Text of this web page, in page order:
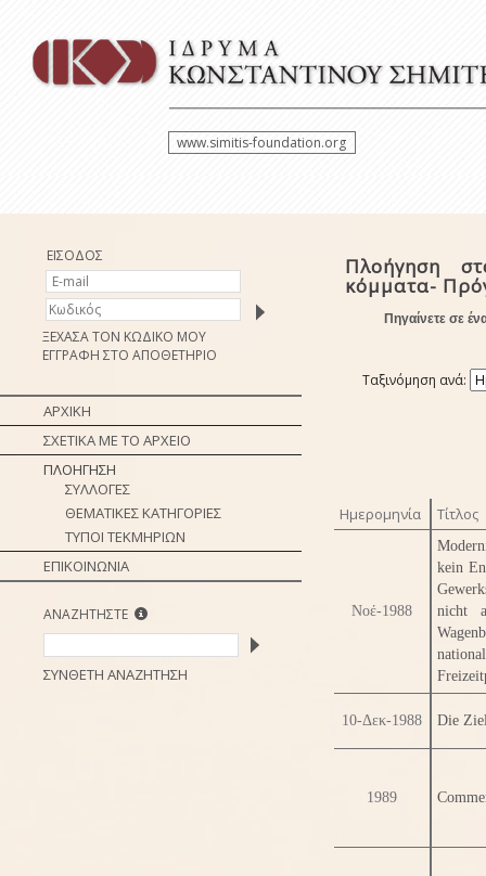
www.simitis-foundation.org
ΕΙΣΟΔΟΣ
ΞΕΧΑΣΑ ΤΟΝ ΚΩΔΙΚΟ ΜΟΥ
ΕΓΓΡΑΦΗ ΣΤΟ ΑΠΟΘΕΤΗΡΙΟ
ΑΡΧΙΚΗ
ΣΧΕΤΙΚΑ ΜΕ ΤΟ ΑΡΧΕΙΟ
ΠΛΟΗΓΗΣΗ
ΣΥΛΛΟΓΕΣ
ΘΕΜΑΤΙΚΕΣ ΚΑΤΗΓΟΡΙΕΣ
ΤΥΠΟΙ ΤΕΚΜΗΡΙΩΝ
ΕΠΙΚΟΙΝΩΝΙΑ
ΑΝΑΖΗΤΗΣΤΕ
ΣΥΝΘΕΤΗ ΑΝΑΖΗΤΗΣΗ
Πλοήγηση
κόμματα-
Πηγαίνετε σε
Ταξινόμηση ανά:
Ημερομηνία Τίτλος
Νοέ-1988
kein
nicht
10-Δεκ-1988 Die
1989